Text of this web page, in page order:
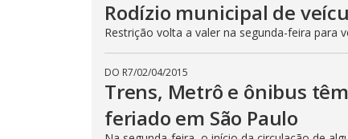
Rodízio municipal de
Restrição volta a valer na segunda-feira para
DO R7/02/04/2015
Trens, Metrô e ônibus
feriado em São Paulo